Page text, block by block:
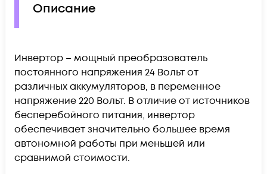
Описание
Инвертор – мощный преобразователь
постоянного напряжения 24 Вольт от
различных аккумуляторов, в переменное
напряжение 220 Вольт. В отличие от источников
бесперебойного питания, инвертор
обеспечивает значительно большее время
автономной работы при меньшей или
сравнимой стоимости.